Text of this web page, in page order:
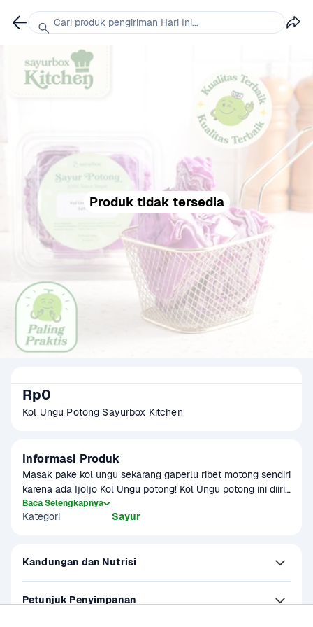
Produk tidak tersedia
Rp0
Kol Ungu Potong Sayurbox Kitchen
Informasi Produk
Masak pake kol ungu sekarang gaperlu ribet motong sendiri
karena ada IjoIjo Kol Ungu potong! Kol Ungu potong ini diiris
dari kol ungu pilihan yang segar, sehat, renyah dan higienis
pastinya untuk masak lebih praktis.
Baca Selengkapnya
Kategori Sayur
Kandungan dan Nutrisi
Petunjuk Penyimpanan
Cari produk pengiriman Hari Ini...